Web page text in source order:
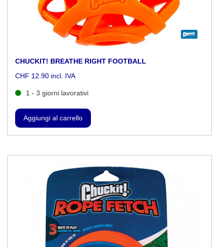
CHUCKIT! BREATHE RIGHT FOOTBALL
CHF 12.90 incl. IVA
1 - 3 giorni lavorativi